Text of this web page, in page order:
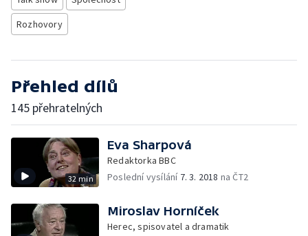
Rozhovory
Přehled dílů
145 přehratelných
32 min
Eva Sharpová
Redaktorka BBC
Poslední vysílání 7. 3. 2018 na ČT2
Miroslav Horníček
Herec, spisovatel a dramatik